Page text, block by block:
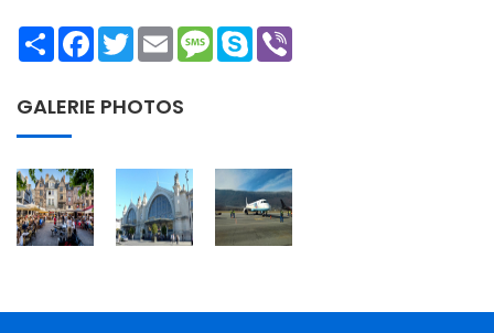
ShareFacebookTwitterEmailMessage
Skype
GALERIE PHOTOS